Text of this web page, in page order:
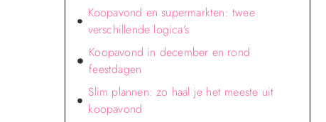
Koopavond en supermarkten: twee
verschillende logica’s
Koopavond in december en rond
feestdagen
Slim plannen: zo haal je het meeste uit
koopavond